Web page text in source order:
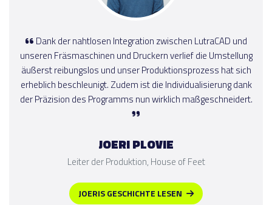
Dank der nahtlosen Integration zwischen LutraCAD und
unseren Fräsmaschinen und Druckern verlief die Umstellung
äußerst reibungslos und unser Produktionsprozess hat sich
erheblich beschleunigt. Zudem ist die Individualisierung dank
der Präzision des Programms nun wirklich maßgeschneidert.
JOERI PLOVIE
Leiter der Produktion, House of Feet
JOERIS GESCHICHTE LESEN